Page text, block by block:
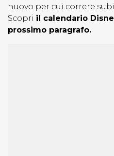
nuovo per cui correre
Scopri il calendario
prossimo paragrafo.